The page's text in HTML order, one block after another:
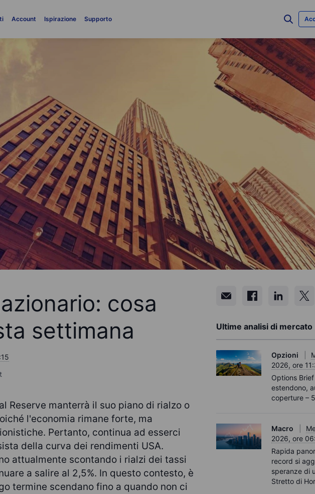
Account Ispirazione Supporto
cosa
settimana
Reserve manterrà il suo piano di rialzo o
l'economia rimane forte, ma
Pertanto, continua ad esserci
della curva dei rendimenti USA.
attualmente scontando i rialzi dei tassi
a salire al 2,5%. In questo contesto, è
termine scendano fino a quando non ci
Ultime analisi di mercato
Opzioni
2026, ore
Options
estendono,
coperture –
Macro
2026, ore
Rapida
record si
speranze di
Stretto di